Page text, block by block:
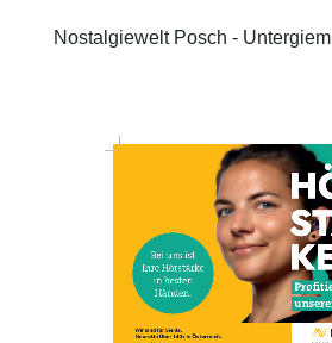
Nostalgiewelt Posch - Untergiem